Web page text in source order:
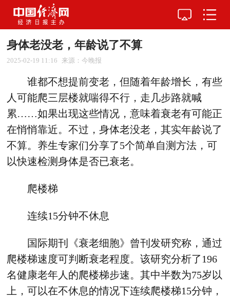
身体老没老，年龄说了不算
2025-02-19 11:16 来源：今晚报
谁都不想提前变老，但随着年龄增长，有些
人可能爬三层楼就喘得不行，走几步路就喊
累……如果出现这些情况，意味着衰老有可能正
在悄悄靠近。不过，身体老没老，其实年龄说了
不算。养生专家们分享了5个简单自测方法，可
以快速检测身体是否已衰老。
爬楼梯
连续15分钟不休息
国际期刊《衰老细胞》曾刊发研究称，通过
爬楼梯速度可判断衰老程度。该研究分析了196
名健康老年人的爬楼梯步速。其中半数为75岁以
上，可以在不休息的情况下连续爬楼梯15分钟，